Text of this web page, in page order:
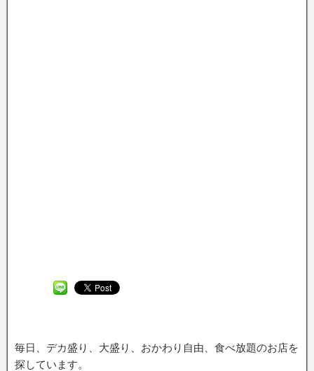
毎日、デカ盛り、大盛り、おかわり自由、食べ放題のお店を
探しています。